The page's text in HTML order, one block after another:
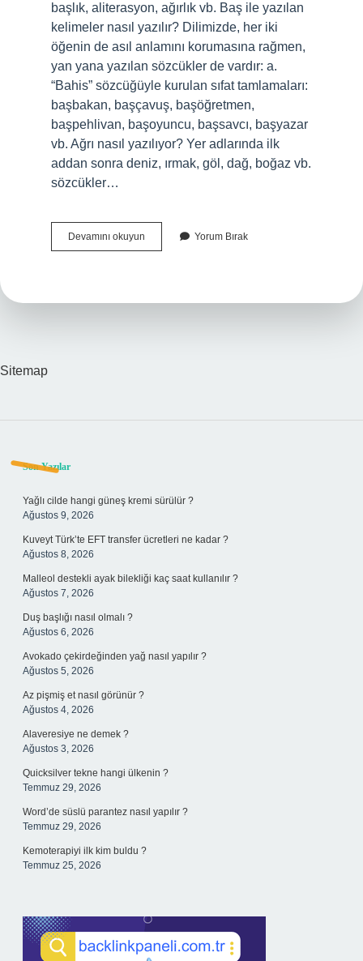
başlık, aliterasyon, ağırlık vb. Baş ile yazılan
kelimeler nasıl yazılır? Dilimizde, her iki
öğenin de asıl anlamını korumasına rağmen,
yan yana yazılan sözcükler de vardır: a.
“Bahis” sözcüğüyle kurulan sıfat tamlamaları:
başbakan, başçavuş, başöğretmen,
başpehlivan, başoyuncu, başsavcı, başyazar
vb. Ağrı nasıl yazılıyor? Yer adlarında ilk
addan sonra deniz, ırmak, göl, dağ, boğaz vb.
sözcükler…
Devamını okuyun
Ağrıyor
Yorum Bırak
Sitemap
Sidebar
Son Yazılar
Yağlı cilde hangi güneş kremi sürülür ?
Ağustos 9, 2026
Kuveyt Türk’te EFT transfer ücretleri ne kadar ?
Ağustos 8, 2026
Malleol destekli ayak bilekliği kaç saat kullanılır ?
Ağustos 7, 2026
Duş başlığı nasıl olmalı ?
Ağustos 6, 2026
Avokado çekirdeğinden yağ nasıl yapılır ?
Ağustos 5, 2026
Az pişmiş et nasıl görünür ?
Ağustos 4, 2026
Alaveresiye ne demek ?
Ağustos 3, 2026
Quicksilver tekne hangi ülkenin ?
Temmuz 29, 2026
Word’de süslü parantez nasıl yapılır ?
Temmuz 29, 2026
Kemoterapiyi ilk kim buldu ?
Temmuz 25, 2026